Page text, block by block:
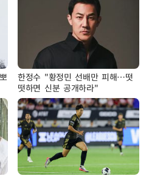
한정수 "황정민 선배만 피해…떳
떳하면 신분 공개하라"